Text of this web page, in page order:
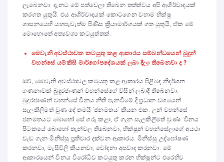
ලැබෙනවා. දැනට මේ පත්වෙලා තිබෙන තත්ත්වය අපි ආශිර්වාදයක්
කරගත යුතුයි. එය ආශිර්වාදයක් කොටගෙන වහාම භික්ෂු
ශාසනයෙහි යහපැවැත්ම පිණිස ක්‍රියාමාර්ගයක් ගත යුතුයි, ඒක මේ
මොහොතේ අත්‍යවශ්‍ය කටයුත්තක්.
මෙවැනි අවස්ථාවක කටයුතු කළ ආකාරය සම්බන්ධයෙන් බුදුන්
වහන්සේ යම්කිසි මාර්ගෝපදේශයක් ලබා දීලා තිබෙනවා ද ?
ඔව්, මෙවැනි අවස්ථාවල කටයුතු කළ ආකාරය පිළිබඳ නිදර්ශන
ගණනාවක් බුදුරජාණන් වහන්සේගේ විසින් ලබාදී තිබෙනවා.
බුදුරජාණන් වහන්සේ විනය නීති පැනවීමේ දී ප්‍රධාන වශයෙන්
සැලකිලිමත් වුණ දේ තමයි ‘ජනමතය’ කියන එක. උන් වහන්සේ
ජනමතයට බොහෝ සේ ගරු කළා, ඒ ගැන සැලකිලිමත් වුණා. විනය
පිටකයේ බොහෝ තැන්වල තිබෙනවා, භික්ෂූන් වහන්සේලාගේ අයථා
වැඩ ගැන මිනිස්සු ප්‍රතිචාර දක්වන ආකාරය. මිනිස්සු උද්ඝෝෂණ
කරනවා, මැසිවිලි කියනවා, චෝදනා අපවාද කරනවා. මේ
ආකාරයෙන් විනය විරෝධීව කටයුතු කරන භික්ෂූන්ට එරෙහිව